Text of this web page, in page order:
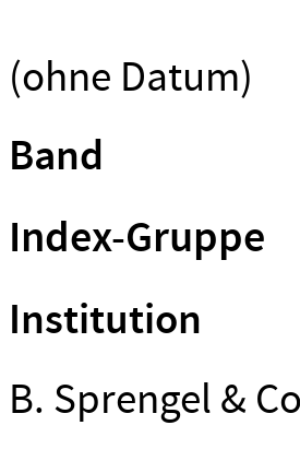
(ohne Datum)
Band
Index-Gruppe
Institution
B. Sprengel &